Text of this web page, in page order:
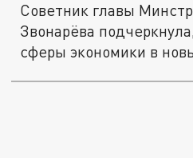
Советник главы
Звонарёва
сферы экономики в